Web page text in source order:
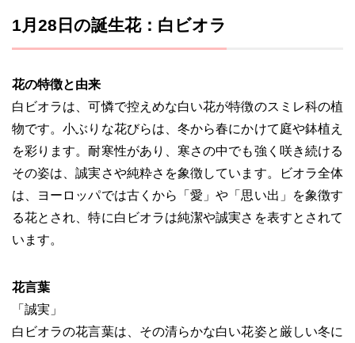
1月28日の誕生花：白ビオラ
花の特徴と由来
白ビオラは、可憐で控えめな白い花が特徴のスミレ科の植
物です。小ぶりな花びらは、冬から春にかけて庭や鉢植え
を彩ります。耐寒性があり、寒さの中でも強く咲き続ける
その姿は、誠実さや純粋さを象徴しています。ビオラ全体
は、ヨーロッパでは古くから「愛」や「思い出」を象徴す
る花とされ、特に白ビオラは純潔や誠実さを表すとされて
います。
花言葉
「誠実」
白ビオラの花言葉は、その清らかな白い花姿と厳しい冬に